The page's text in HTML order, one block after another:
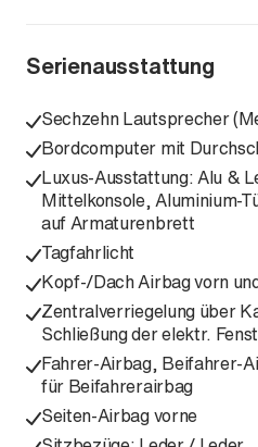
Serienausstattung
Sechzehn Lautsprecher
Bordcomputer mit
Luxus-Ausstattung: Alu &
Mittelkonsole, Aluminium-
auf Armaturenbrett
Tagfahrlicht
Kopf-/Dach Airbag vorn
Zentralverriegelung über
Schließung der elektr.
Fahrer-Airbag, Beifahrer-
für Beifahrerairbag
Seiten-Airbag vorne